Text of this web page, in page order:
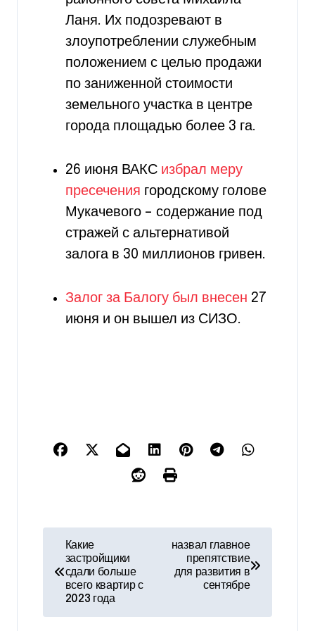
Ланя. Их подозревают в
злоупотреблении служебным
положением с целью продажи
по заниженной стоимости
земельного участка в центре
города площадью более 3 га.
26 июня ВАКС избрал меру
пресечения городскому голове
Мукачевого – содержание под
стражей с альтернативой
залога в 30 миллионов гривен.
Залог за Балогу был внесен 27
июня и он вышел из СИЗО.
Какие
застройщики
сдали больше
всего квартир с
2023 года
назвал главное
препятствие
для развития в
сентябре